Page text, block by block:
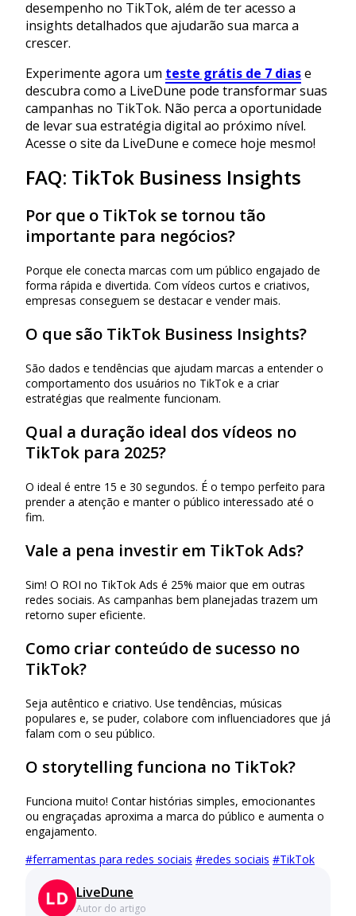
desempenho no TikTok, além de ter acesso a
insights detalhados que ajudarão sua marca a
crescer.
Experimente agora um teste grátis de 7 diase
descubra como a LiveDune pode transformar suas
campanhas no TikTok. Não perca a oportunidade
de levar sua estratégia digital ao próximo nível.
Acesse o site da LiveDune e comece hoje mesmo!
FAQ: TikTok Business Insights
Por que o TikTok se tornou tão
importante para negócios?
Porque ele conecta marcas com um público engajado de
forma rápida e divertida. Com vídeos curtos e criativos,
empresas conseguem se destacar e vender mais.
O que são TikTok Business Insights?
São dados e tendências que ajudam marcas a entender o
comportamento dos usuários no TikTok e a criar
estratégias que realmente funcionam.
Qual a duração ideal dos vídeos no
TikTok para 2025?
O ideal é entre 15 e 30 segundos. É o tempo perfeito para
prender a atenção e manter o público interessado até o
fim.
Vale a pena investir em TikTok Ads?
Sim! O ROI no TikTok Ads é 25% maior que em outras
redes sociais. As campanhas bem planejadas trazem um
retorno super eficiente.
Como criar conteúdo de sucesso no
TikTok?
Seja autêntico e criativo. Use tendências, músicas
populares e, se puder, colabore com influenciadores que já
falam com o seu público.
O storytelling funciona no TikTok?
Funciona muito! Contar histórias simples, emocionantes
ou engraçadas aproxima a marca do público e aumenta o
engajamento.
#ferramentas para redes sociais #redes sociais #TikTok
Autor do artigo
LiveDune